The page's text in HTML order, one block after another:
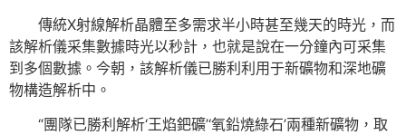
傳統X射線解析晶體至多需求半小時甚至幾天的時光，而
該解析儀采集數據時光以秒計，也就是說在一分鐘內可采集
到多個數據。今朝，該解析儀已勝利利用于新礦物和深地礦
物構造解析中。
“團隊已勝利解析‘王焰鈀礦’‘氧鉛燒綠石’兩種新礦物，取